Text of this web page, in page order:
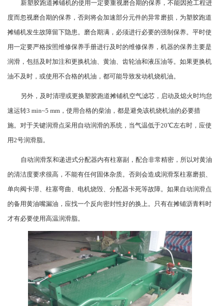
新塑胶跑道摊铺机的使用一定要重视磨合期的保养，不能因抢工程进
度而忽视磨合期的保养，否则将会加速部分元件的异常磨损，为塑胶跑道
摊铺机发生故障留下隐患。磨合期满，必须进行必要的强制保养。平时使
用一定要严格按照维修保养手册进行及时的维修保养，机器的保养主要是
润滑，包括及时加注和更换机油、黄油、齿轮油和液压油等。如果更换机
油不及时，或使用不合格的机油，都可能导致发动机烧机油。
另外，及时清理或更换塑胶跑道摊铺机空气滤芯，启动及熄火时均怠
速运转3 min~5 mm，使用合格的柴油，都是避免该机烧机油的必要措
施。对于关键润滑点采用自动润滑的系统，当气温低于20℃左右时，应使
用2号润滑脂。
自动润滑泵和递进式分配器内有柱塞副，配合非常精密，所以对黄油
的清洁度要求很高，不能有任何固体杂质。否则会造成润滑泵柱塞磨损、
单向阀卡滞、柱塞弯曲、电机烧毁、分配器卡死等故障。如果自动润滑点
的备用黄油嘴漏油，应找一个反向密封性好的换上。只有在摊铺沥青料时
才有必要使用高温润滑脂。